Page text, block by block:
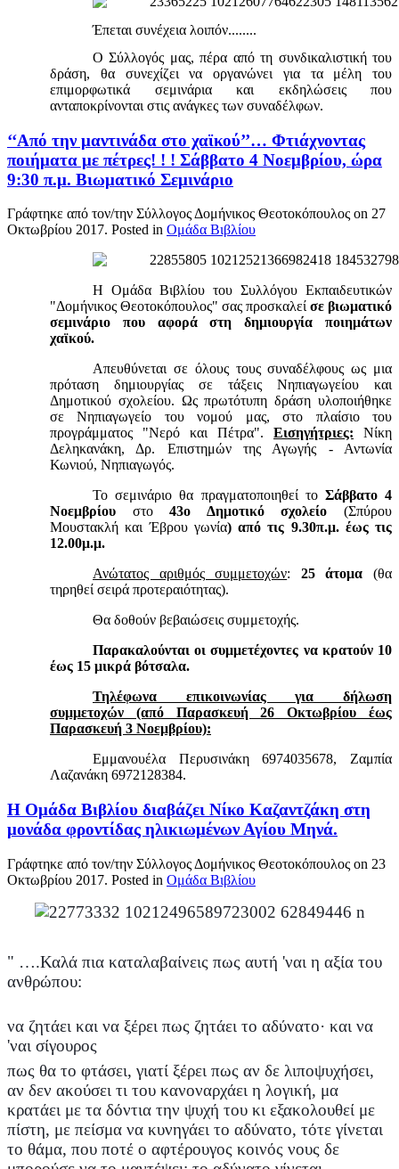
Έπεται συνέχεια λοιπόν........
Ο Σύλλογός μας, πέρα από τη συνδικαλιστική του
δράση, θα συνεχίζει να οργανώνει για τα μέλη του
επιμορφωτικά σεμινάρια και εκδηλώσεις που
ανταποκρίνονται στις ανάγκες των συναδέλφων.
‘‘Από την μαντινάδα στο χαϊκού’’… Φτιάχνοντας
ποιήματα με πέτρες! ! ! Σάββατο 4 Νοεμβρίου, ώρα
9:30 π.μ. Βιωματικό Σεμινάριο
Γράφτηκε από τον/την Σύλλογος Δομήνικος Θεοτοκόπουλος on 27
Οκτωβρίου 2017. Posted in Ομάδα Βιβλίου
Η Ομάδα Βιβλίου του Συλλόγου Εκπαιδευτικών
"Δομήνικος Θεοτοκόπουλος" σας προσκαλείσε βιωματικό
σεμινάριο που αφορά στη δημιουργία ποιημάτων
χαϊκού.
Απευθύνεται σε όλους τους συναδέλφους ως μια
πρόταση δημιουργίας σε τάξεις Νηπιαγωγείου και
Δημοτικού σχολείου. Ως πρωτότυπη δράση υλοποιήθηκε
σε Νηπιαγωγείο του νομού μας, στο πλαίσιο του
προγράμματος "Νερό και Πέτρα". Εισηγήτριες: Νίκη
Δεληκανάκη, Δρ. Επιστημών της Αγωγής - Αντωνία
Κωνιού, Νηπιαγωγός.
Το σεμινάριο θα πραγματοποιηθεί το Σάββατο 4
Νοεμβρίου στο43ο Δημοτικό σχολείο (Σπύρου
Μουστακλή και Έβρου γωνία) από τις 9.30π.μ. έως τις
12.00μ.μ.
Ανώτατος αριθμός συμμετοχών: 25 άτομα (θα
τηρηθεί σειρά προτεραιότητας).
Θα δοθούν βεβαιώσεις συμμετοχής.
Παρακαλούνται οι συμμετέχοντες να κρατούν 10
έως 15 μικρά βότσαλα.
Τηλέφωνα επικοινωνίας για δήλωση
συμμετοχών (από Παρασκευή 26 Οκτωβρίου έως
Παρασκευή 3 Νοεμβρίου):
Εμμανουέλα Περυσινάκη 6974035678, Ζαμπία
Λαζανάκη 6972128384.
Η Ομάδα Βιβλίου διαβάζει Νίκο Καζαντζάκη στη
μονάδα φροντίδας ηλικιωμένων Αγίου Μηνά.
Γράφτηκε από τον/την Σύλλογος Δομήνικος Θεοτοκόπουλος on 23
Οκτωβρίου 2017. Posted in Ομάδα Βιβλίου
" ….Καλά πια καταλαβαίνεις πως αυτή 'ναι η αξία του
ανθρώπου:
να ζητάει και να ξέρει πως ζητάει το αδύνατο· και να
'ναι σίγουρος
πως θα το φτάσει, γιατί ξέρει πως αν δε λιποψυχήσει,
αν δεν ακούσει τι του κανοναρχάει η λογική, μα
κρατάει με τα δόντια την ψυχή του κι εξακολουθεί με
πίστη, με πείσμα να κυνηγάει το αδύνατο, τότε γίνεται
το θάμα, που ποτέ ο αφτέρουγος κοινός νους δε